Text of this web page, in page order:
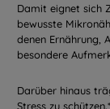
Damit eignet sich
bewusste
denen Ernährung,
besondere
Darüber hinaus
Stress zu